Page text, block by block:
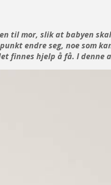
til mor, slik at babyen
endre seg, noe som
finnes hjelp å få. I